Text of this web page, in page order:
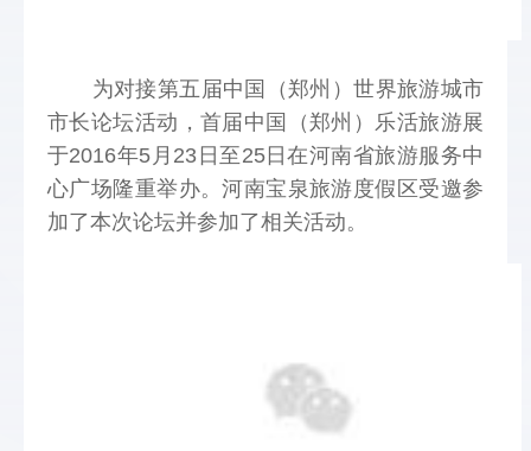
为对接第五届中国（郑州）世界旅游城市
市长论坛活动，首届中国（郑州）乐活旅游展
于2016年5月23日至25日在河南省旅游服务中
心广场隆重举办。河南宝泉旅游度假区受邀参
加了本次论坛并参加了相关活动。